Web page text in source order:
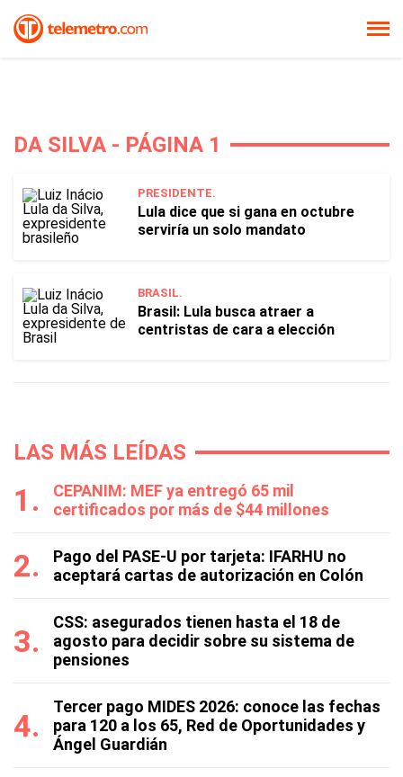
DA SILVA - PÁGINA 1
PRESIDENTE.
Lula dice que si gana en octubre
serviría un solo mandato
BRASIL.
Brasil: Lula busca atraer a
centristas de cara a elección
LAS MÁS LEÍDAS
CEPANIM: MEF ya entregó 65 mil
certificados por más de $44 millones
Pago del PASE-U por tarjeta: IFARHU no
aceptará cartas de autorización en Colón
CSS: asegurados tienen hasta el 18 de
agosto para decidir sobre su sistema de
pensiones
Tercer pago MIDES 2026: conoce las fechas
para 120 a los 65, Red de Oportunidades y
Ángel Guardián